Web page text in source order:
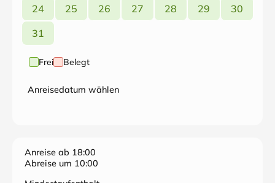
24
25 26 27 28 29
30
31
Frei Belegt
Anreisedatum wählen
Anreise ab 18:00
Abreise um 10:00